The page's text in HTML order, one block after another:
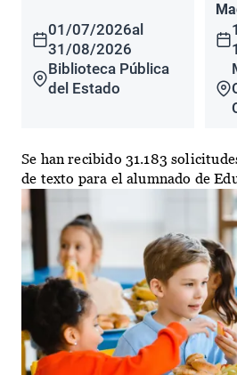
01/07/2026al
31/08/2026
Biblioteca Pública
del Estado
Se han recibido 31.183
de texto para el alumnado de